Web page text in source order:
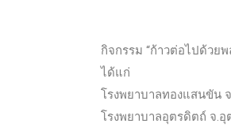
กิจกรรม “ก้าวต่อไปด้วย
ได้แก่
โรงพยาบาลทองแสนขัน
โรงพยาบาลอุตรดิตถ์ จ.อุ